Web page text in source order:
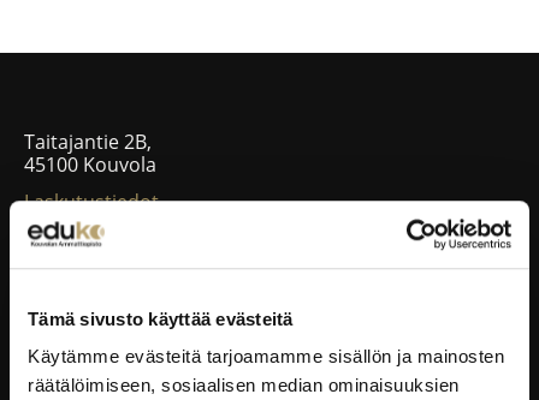
Tämä sivusto käyttää evästeitä
Käytämme evästeitä tarjoamamme sisällön ja mainosten
räätälöimiseen, sosiaalisen median ominaisuuksien
Taitajantie 2B,
45100 Kouvola
Laskutustiedot
Wilma
Microsoft 365